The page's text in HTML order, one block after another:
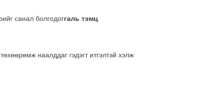
санал болгодоггаль тэмц
наалддаг гэдэгт итгэлтэй хэлж